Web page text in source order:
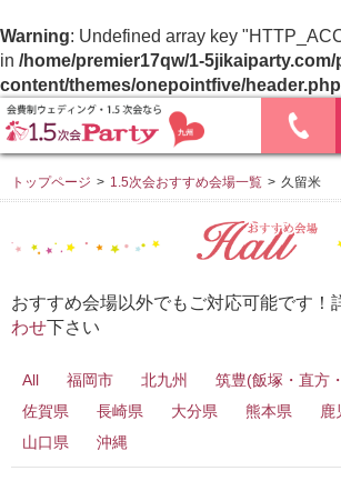
Warning: Undefined array key
in /home/premier17qw/1-
content/themes/onepointfive/header.php
トップページ > 1.5次会おすすめ会場一覧 > 久留米
おすすめ会場以外でもご対応可能です！
わせ下さい
All 福岡市 北九州 筑豊(飯塚・直方
佐賀県
長崎県 大分県 熊本県 鹿
山口県
沖縄